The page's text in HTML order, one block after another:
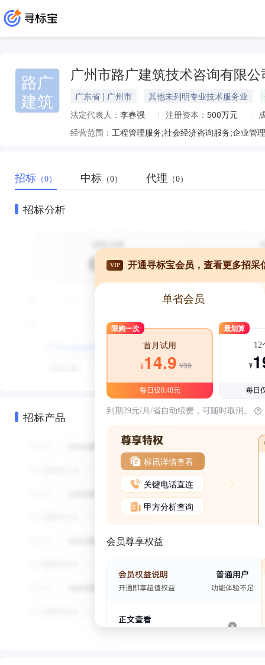
路广
建筑
广州市路广建筑技术咨询有限公
广东省 | 广州市 其他未列明专业技术服务业
法定代表人： 李春强 注册资本： 500万元
经营范围：
招标 （0） 中标 （0） 代理 （0）
招标分析
招标产品
VIP 开通寻标宝会员，查看更多招采
单省会员
限购一次
首月试用
¥14.9 ¥39
每日仅0.48元
最划算
12
¥
每日
到期29元/月/省自动续费，可随时取消。
标讯详情查看
关键电话直连
甲方分析查询
会员尊享权益